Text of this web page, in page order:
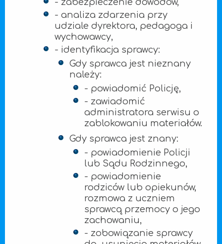
- zabezpieczenie dowodów,
- analiza zdarzenia przy
udziale dyrektora, pedagoga i
wychowawcy,
- identyfikacja sprawcy:
Gdy sprawca jest nieznany
należy:
- powiadomić Policję,
- zawiadomić
administratora serwisu o
zablokowaniu materiałów.
Gdy sprawca jest znany:
- powiadomienie Policji
lub Sądu Rodzinnego,
- powiadomienie
rodziców lub opiekunów,
rozmowa z uczniem
sprawcą przemocy o jego
zachowaniu,
- zobowiązanie sprawcy